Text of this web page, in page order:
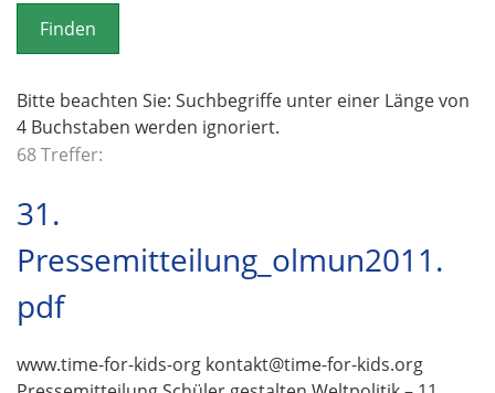
o
n
Bitte beachten Sie: Suchbegriffe unter einer Länge von
4 Buchstaben werden ignoriert.
68 Treffer:
31.
Pressemitteilung_olmun2011.
pdf
www.time-for-kids-org kontakt@time-for-kids.org